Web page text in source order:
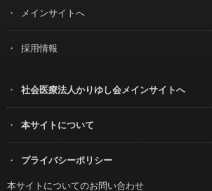
メインサイトへ
採用情報
社会医療法人かりゆし会メインサイトへ
本サイトについて
プライバシーポリシー
本サイトについてのお問い合わせ